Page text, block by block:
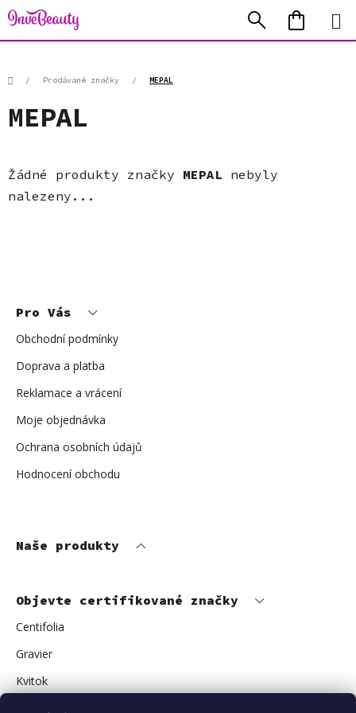
Přejít
na
obsah
Hledat
KOŠÍK
Domů/ Prodávané značky / MEPAL
MEPAL
Žádné produkty značky MEPAL nebyly
nalezeny...
Pro Vás
Obchodní podmínky
Doprava a platba
Reklamace a vrácení
Moje objednávka
Ochrana osobních údajů
Hodnocení obchodu
Naše produkty
Objevte certifikované značky
Centifolia
Gravier
Kvitok